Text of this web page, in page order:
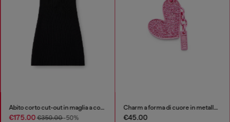
Abito corto cut-out in maglia a coste
€175.00€350.00-50%
Charm a forma di cuore in metallo con strass
€45.00